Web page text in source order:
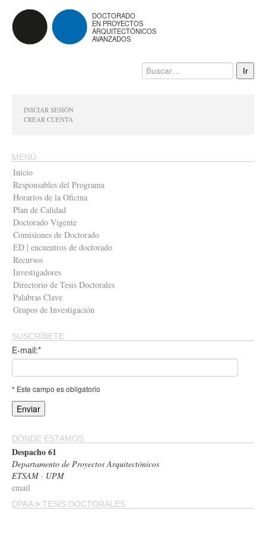
DOCTORADO
EN PROYECTOS
ARQUITECTÓNICOS
AVANZADOS
INICIAR SESIÓN
CREAR CUENTA
MENÚ
Inicio
Responsables del Programa
Horarios de la Oficina
Plan de Calidad
Doctorado Vigente
Comisiones de Doctorado
ED | encuentros de doctorado
Recursos
Investigadores
Directorio de Tesis Doctorales
Palabras Clave
Grupos de Investigación
SUSCRÍBETE
E-mail:*
* Este campo es obligatorio
DÓNDE ESTAMOS
Despacho 61
Departamento de Proyectos Arquitectónicos
ETSAM · UPM
email
DPAA> TESIS DOCTORALES